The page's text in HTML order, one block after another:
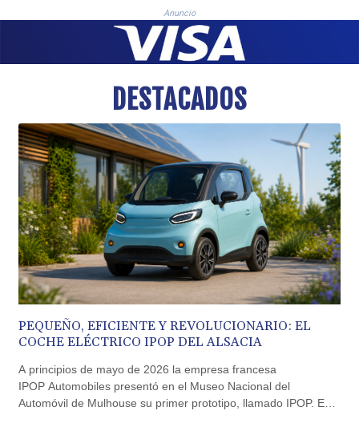
BBD 2.321671
BDT 142.688227
BHD 0.434695
BIF 3451.157116
BND 1.477082
BOB 13.69983
BRL 5.876989
BSD 1.152686
BTN 109.688637
BWP 15.558807
BYN 3.432357
BYR 22660.258427
BZD 2.318271
CAD 1.61333
CDF 2615.761404
CHF 0.93588
CLF 0.026749
CLP 1056.199727
CNY 7.801146
COP 3633.55485
CUC 1.156136
Anuncio
DESTACADOS
PEQUEÑO, EFICIENTE Y REVOLUCIONARIO: EL
COCHE ELÉCTRICO IPOP DEL ALSACIA
A principios de mayo de 2026 la empresa francesa
IPOP Automobiles presentó en el Museo Nacional del
Automóvil de Mulhouse su primer prototipo, llamado IPOP. Este